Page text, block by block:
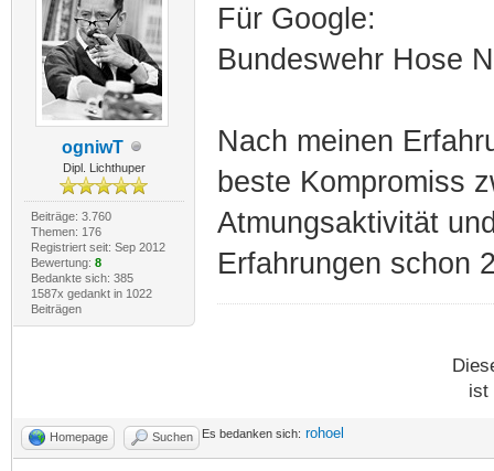
ogniwT
Dipl. Lichthuper
Beiträge: 3.760
Themen: 176
Registriert seit: Sep 2012
Bewertung: 8
Bedankte sich: 385
1587x gedankt in 1022
Beiträgen
Für Google:
Bundeswehr Hose
Nach meinen
beste Kompromiss
Atmungsaktivität
Erfahrungen schon
ist
Homepage Suchen Es bedanken sich: rohoel